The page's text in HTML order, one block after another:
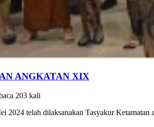
ANGKATAN XIX
203 kali
2024 telah dilaksanakan Tasyakur